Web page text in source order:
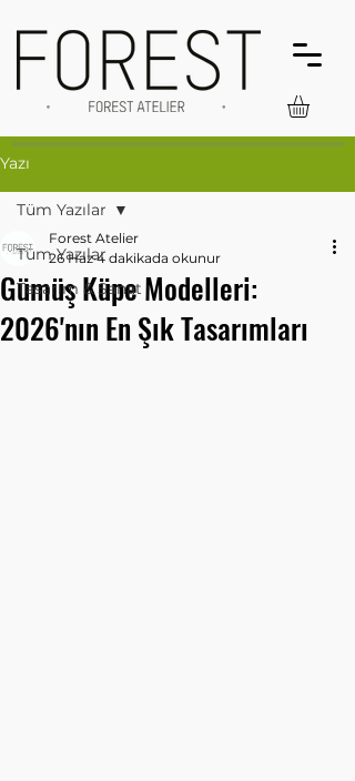
Yazı
Tüm Yazılar
Tasarım & Sanat
Tüm Yazılar
Gümüş Küpe Modelleri:
2026'nın En Şık Tasarımları
Forest Atelier
26 Haz 4 dakikada okunur